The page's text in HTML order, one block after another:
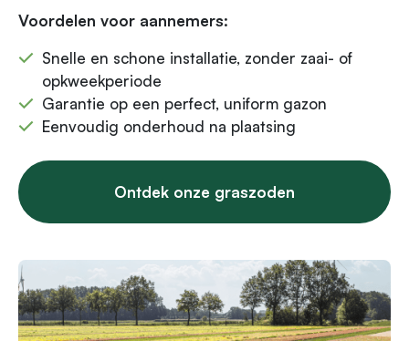
Voordelen voor aannemers:
Snelle en schone installatie, zonder zaai- of
opkweekperiode
Garantie op een perfect, uniform gazon
Eenvoudig onderhoud na plaatsing
Ontdek onze graszoden